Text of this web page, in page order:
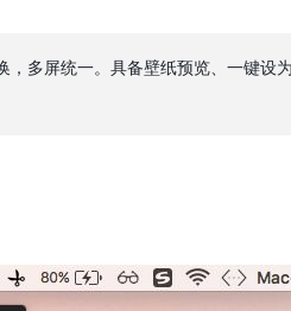
多屏统一。具备壁纸预览、一键设